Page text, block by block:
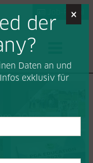
Job-Portal
2026
×
der
Daten an und
exklusiv für